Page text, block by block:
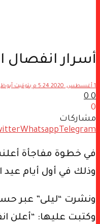
أسرار انفصال
1 أغسطس, 2020 5:24 م بتوقيت أبوظبي
0
0
0
مشاركات
WhatsappTelegram
في خطوة مفاجأة
وذلك في أول أيام عيد
ونشرت “ليلى” عبر
وكتبت عليها: “أعلن